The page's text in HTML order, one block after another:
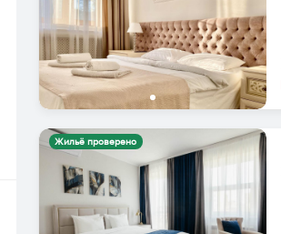
Жильё проверено